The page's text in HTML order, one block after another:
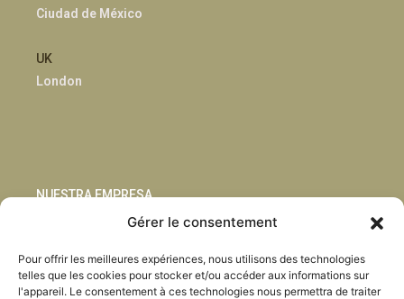
Gérer le consentement
Pour offrir les meilleures expériences, nous utilisons des technologies
telles que les cookies pour stocker et/ou accéder aux informations sur
l'appareil. Le consentement à ces technologies nous permettra de traiter
Ciudad de México
UK
London
NUESTRA EMPRESA
Innovación
Blog